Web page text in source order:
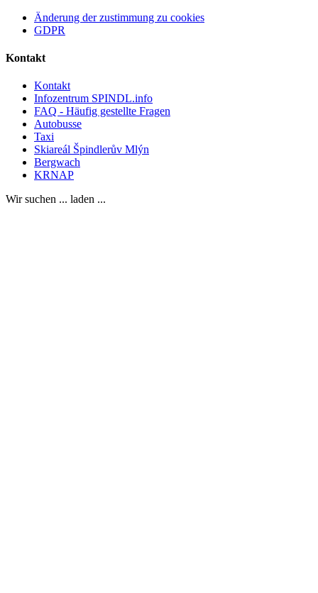
Änderung der zustimmung zu cookies
GDPR
Kontakt
Kontakt
Infozentrum SPINDL.info
FAQ - Häufig gestellte Fragen
Autobusse
Taxi
Skiareál Špindlerův Mlýn
Bergwach
KRNAP
Wir suchen ... laden ...